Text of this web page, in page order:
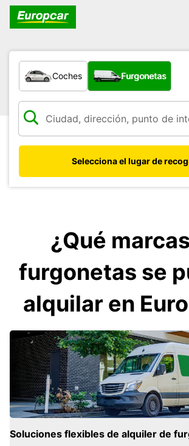
¿Qué tipo de vehículo?
Coches Furgonetas
Selecciona el lugar de
¿Qué
furgonetas se
alquilar en
Soluciones flexibles de alquiler de